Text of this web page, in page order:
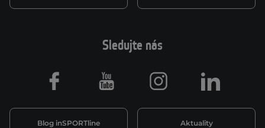
Sledujte nás
Blog inSPORTline Aktuality
Facebook Youtube Instagram LinkedIn